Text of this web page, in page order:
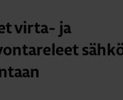
virta- ja